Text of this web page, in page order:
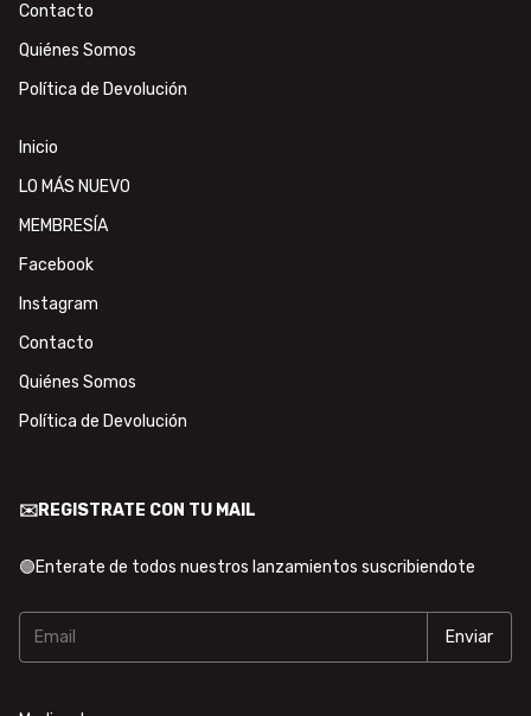
Contacto
Quiénes Somos
Política de Devolución
Inicio
LO MÁS NUEVO
MEMBRESÍA
Facebook
Instagram
Contacto
Quiénes Somos
Política de Devolución
✉️REGISTRATE CON TU MAIL
🟢Enterate de todos nuestros lanzamientos suscribiendote